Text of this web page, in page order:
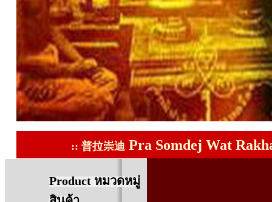
:: 普拉崇迪 Pra Somdej Wat
Product หมวดหมู่